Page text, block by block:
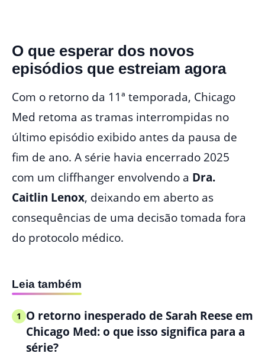
O que esperar dos novos
episódios que estreiam agora
Com o retorno da 11ª temporada, Chicago
Med retoma as tramas interrompidas no
último episódio exibido antes da pausa de
fim de ano. A série havia encerrado 2025
com um cliffhanger envolvendo a Dra.
Caitlin Lenox, deixando em aberto as
consequências de uma decisão tomada fora
do protocolo médico.
Leia também
1 O retorno inesperado de Sarah Reese em
Chicago Med: o que isso significa para a
série?